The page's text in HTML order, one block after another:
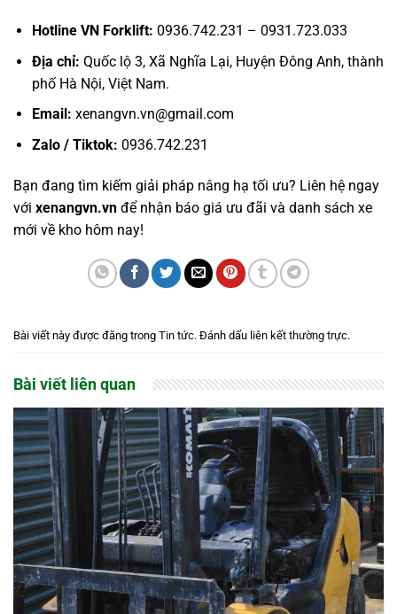
Hotline VN Forklift: 0936.742.231 – 0931.723.033
Địa chỉ: Quốc lộ 3, Xã Nghĩa Lại, Huyện Đông Anh, thành
phố Hà Nội, Việt Nam.
Email: xenangvn.vn@gmail.com
Zalo / Tiktok: 0936.742.231
Bạn đang tìm kiếm giải pháp nâng hạ tối ưu? Liên hệ ngay
với xenangvn.vn để nhận báo giá ưu đãi và danh sách xe
mới về kho hôm nay!
Bài viết này được đăng trong Tin tức. Đánh dấu liên kết thường trực.
Bài viết liên quan